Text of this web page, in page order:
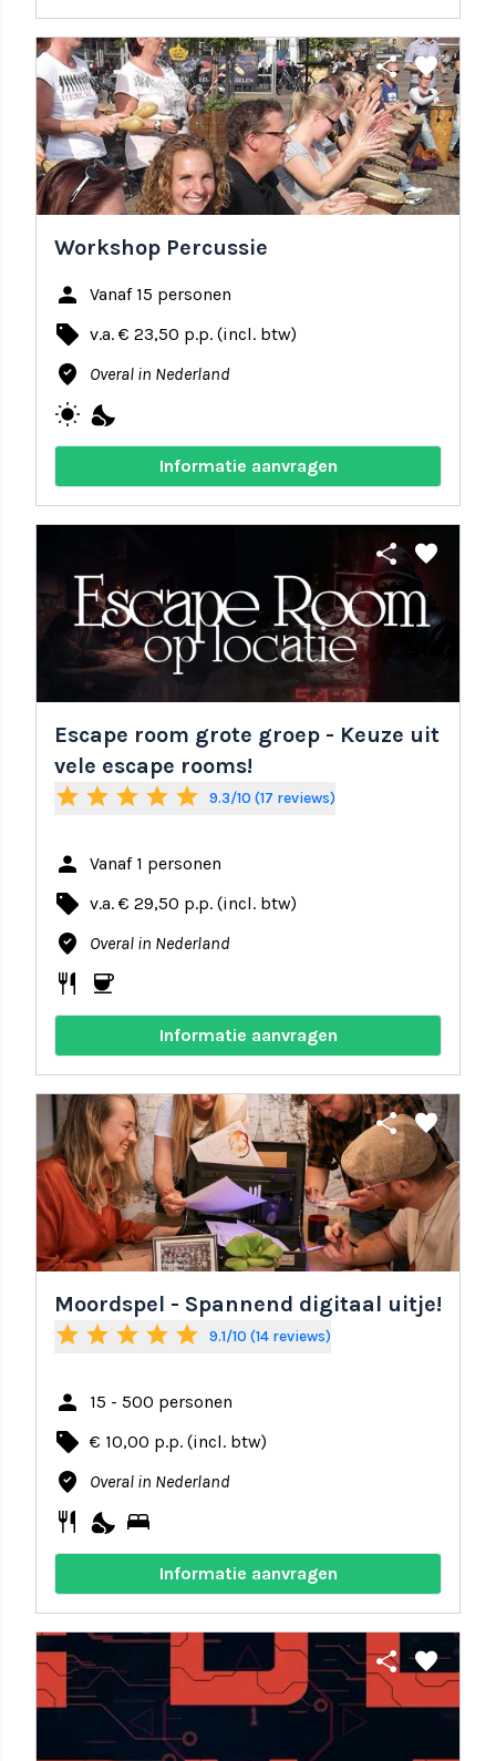
share favorite
Workshop Percussie
person Vanaf 15 personen
local_offer v.a. € 23,50 p.p. (incl. btw)
where_to_vote Overal in Nederland
wb_sunny nights_stay
Informatie aanvragen
share favorite
Escape room grote groep - Keuze uit
vele escape rooms!
star star star star star 9.3/10 (17 reviews)
person Vanaf 1 personen
local_offer v.a. € 29,50 p.p. (incl. btw)
where_to_vote Overal in Nederland
restaurant coffee
Informatie aanvragen
share favorite
Moordspel - Spannend digitaal uitje!
star star star star star 9.1/10 (14 reviews)
person 15 - 500 personen
local_offer € 10,00 p.p. (incl. btw)
where_to_vote Overal in Nederland
restaurant nights_stay bed
Informatie aanvragen
share favorite